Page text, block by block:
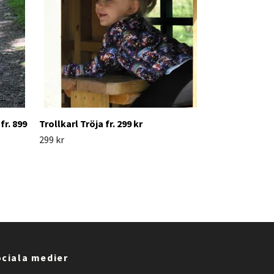
899
Trollkarl Tröja fr. 299 kr
299 kr
medier